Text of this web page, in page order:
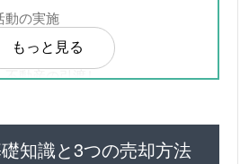
動の実施
約の締結
不動産の引渡し
かる費用と税金・節税の知識
もっと見る
知識と3つの売却方法